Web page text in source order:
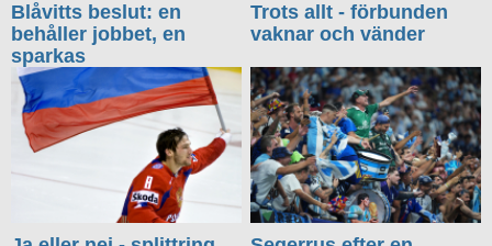
Blåvitts beslut: en
behåller jobbet, en
sparkas
Trots allt - förbunden
vaknar och vänder